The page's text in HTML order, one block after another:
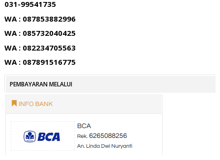
031-99541735
WA : 087853882996
WA : 085732040425
WA : 082234705563
WA : 087891516775
PEMBAYARAN MELALUI